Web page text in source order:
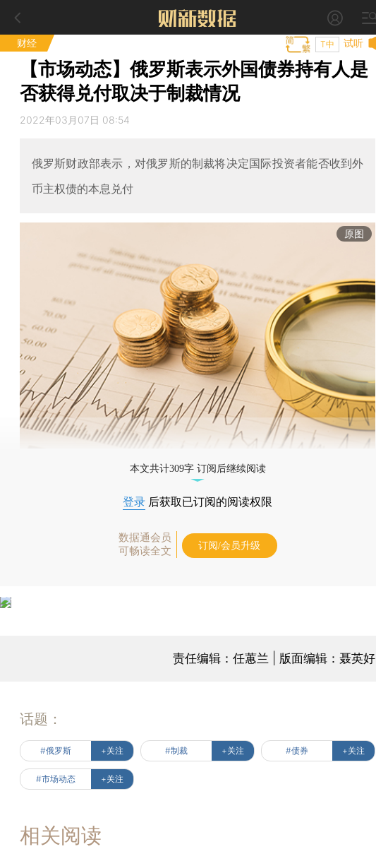
财经 试听
T中
【市场动态】俄罗斯表示外国债券持有人是
否获得兑付取决于制裁情况
2022年03月07日 08:54
俄罗斯财政部表示，对俄罗斯的制裁将决定国际投资者能否收到外
币主权债的本息兑付
原图
本文共计309字 订阅后继续阅读
登录 后获取已订阅的阅读权限
数据通会员
可畅读全文
订阅/会员升级
责任编辑：任蕙兰 | 版面编辑：聂英好
话题：
#俄罗斯 +关注 #制裁 +关注 #债券 +关注
#市场动态 +关注
相关阅读